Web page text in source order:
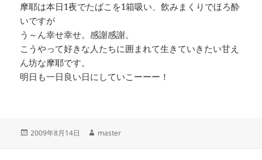
摩耶は本日1夜でたばこを1箱吸い、飲みまくりでほろ酔
いですが
う～ん幸せ幸せ。感謝感謝。
こうやって好きな人たちに囲まれて生きていきたい甘え
ん坊な摩耶です。
明日も一日良い日にしていこーーー！
投
2009年8月14日
作
master